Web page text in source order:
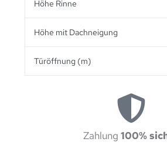
Höhe Rinne
Höhe mit Dachneigung
Türöffnung (m)
Zahlung 100%